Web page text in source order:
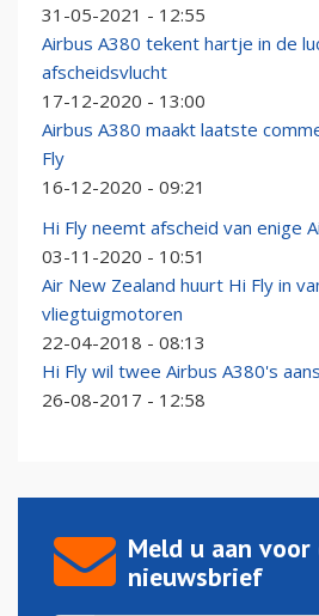
31-05-2021 - 12:55
Airbus A380 tekent hartje in de
afscheidsvlucht
17-12-2020 - 13:00
Airbus A380 maakt laatste
Fly
16-12-2020 - 09:21
Hi Fly neemt afscheid van enige
03-11-2020 - 10:51
Air New Zealand huurt Hi Fly in
vliegtuigmotoren
22-04-2018 - 08:13
Hi Fly wil twee Airbus A380's
26-08-2017 - 12:58
Meld u aan voor
nieuwsbrief